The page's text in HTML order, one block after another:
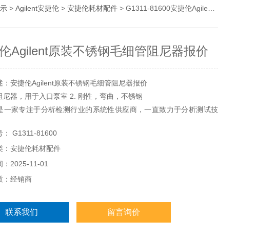
> Agilent安捷伦 > 安捷伦耗材配件 > G1311-81600安捷伦Agilent原装不锈钢毛细管阻尼器报价
Agilent原装不锈钢毛细管阻尼器报价
：安捷伦Agilent原装不锈钢毛细管阻尼器报价
尼器，用于入口泵室 2. 刚性，弯曲，不锈钢
一家专注于分析检测行业的系统性供应商，一直致力于分析测试技
尔默耗材，美国沃特世耗材，戴安色谱耗材，岛津耗材，安捷伦耗
： G1311-81600
：安捷伦耗材配件
：2025-11-01
：经销商
联系我们 留言询价